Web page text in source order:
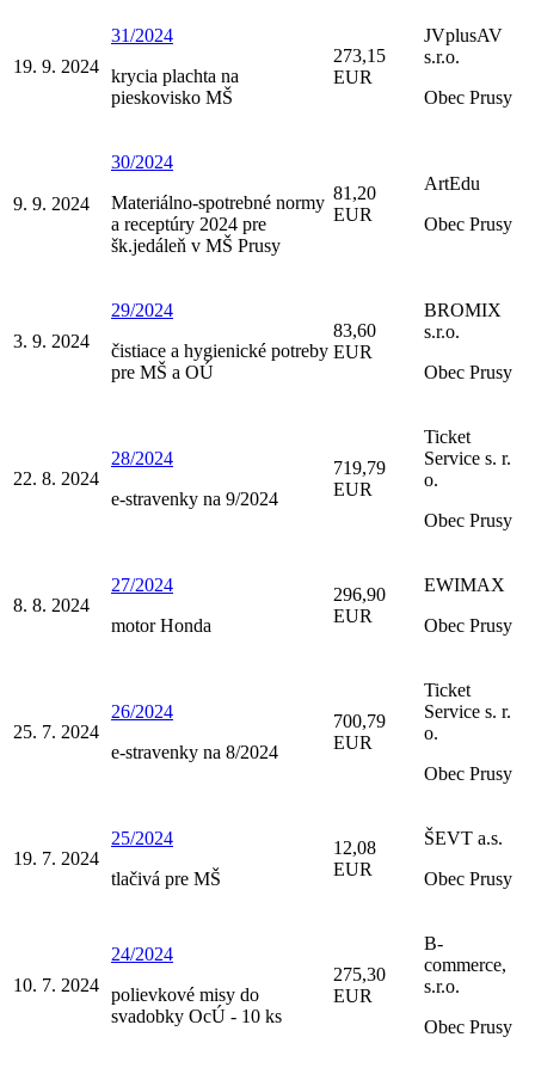
19. 9. 2024
31/2024
krycia plachta na
pieskovisko MŠ
273,15
EUR
JVplusAV
s.r.o.
Obec Prusy
9. 9. 2024
30/2024
Materiálno-spotrebné normy
a receptúry 2024 pre
šk.jedáleň v MŠ Prusy
81,20
EUR
ArtEdu
Obec Prusy
3. 9. 2024
29/2024
čistiace a hygienické potreby
pre MŠ a OÚ
83,60
EUR
BROMIX
s.r.o.
Obec Prusy
22. 8. 2024
28/2024
e-stravenky na 9/2024
719,79
EUR
Ticket
Service s. r.
o.
Obec Prusy
8. 8. 2024
27/2024
motor Honda
296,90
EUR
EWIMAX
Obec Prusy
25. 7. 2024
26/2024
e-stravenky na 8/2024
700,79
EUR
Ticket
Service s. r.
o.
Obec Prusy
19. 7. 2024
25/2024
tlačivá pre MŠ
12,08
EUR
ŠEVT a.s.
Obec Prusy
10. 7. 2024
24/2024
polievkové misy do
svadobky OcÚ - 10 ks
275,30
EUR
B-
commerce,
s.r.o.
Obec Prusy